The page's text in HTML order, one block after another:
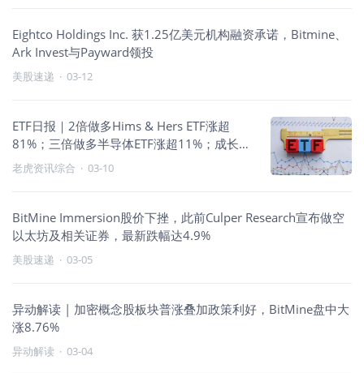
Eightco Holdings Inc. 获1.25亿美元机构融资承诺，Bitmine、
Ark Invest与Payward领投
美股速递 · 03-12
ETF日报｜2倍做多Hims & Hers ETF涨超
81%；三倍做多半导体ETF涨超11%；成长风
格领跑
老虎资讯综合 · 03-10
BitMine Immersion股价下挫，此前Culper Research宣布做空
以太坊及相关证券，最新跌幅达4.9%
美股速递 · 03-05
异动解读 | 加密概念股板块普涨叠加政策利好，BitMine盘中大
涨8.76%
异动解读 · 03-04